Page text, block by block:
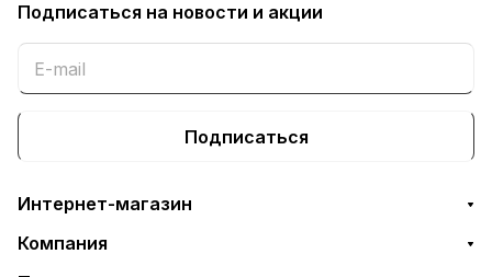
Подписаться на новости и акции
Подписаться
Интернет-магазин
Компания